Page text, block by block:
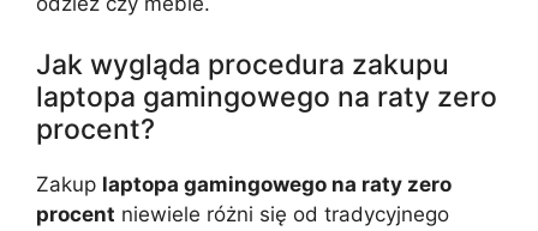
Jak wygląda procedura zakupu
laptopa gamingowego na raty zero
procent?
Zakup laptopa gamingowego na raty zero
procent niewiele różni się od tradycyjnego